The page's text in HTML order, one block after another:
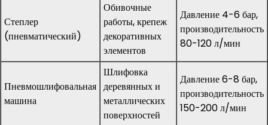
Степлер
(пневматический)
Обивочные
работы, крепеж
декоративных
элементов
Давление 4-6 бар,
производительность
80-120 л/мин
Пневмошлифовальная
машина
Шлифовка
деревянных и
металлических
поверхностей
Давление 6-8 бар,
производительность
150-200 л/мин